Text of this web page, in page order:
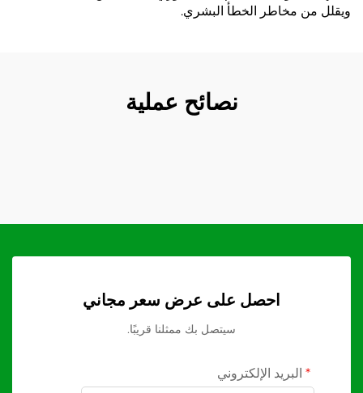
ويقلل من مخاطر الخطأ البشري.
نصائح عملية
احصل على عرض سعر مجاني
سيتصل بك ممثلنا قريبًا.
البريد الإلكتروني